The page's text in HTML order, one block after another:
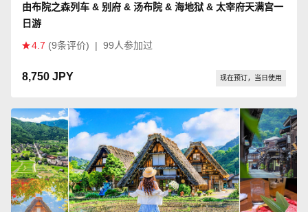
由布院之森列车 & 别府 & 汤布院 & 海地狱 & 太宰府天满宫一
日游
4.7 (9条评价) | 99人参加过
8,750 JPY 现在预订，当日使用